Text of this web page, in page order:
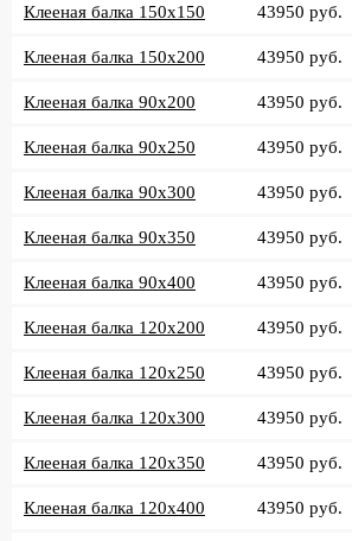
Клееная балка 150x150 43950 руб.
Клееная балка 150x200 43950 руб.
Клееная балка 90x200 43950 руб.
Клееная балка 90x250 43950 руб.
Клееная балка 90x300 43950 руб.
Клееная балка 90x350 43950 руб.
Клееная балка 90x400 43950 руб.
Клееная балка 120x200 43950 руб.
Клееная балка 120x250 43950 руб.
Клееная балка 120x300 43950 руб.
Клееная балка 120x350 43950 руб.
Клееная балка 120x400 43950 руб.